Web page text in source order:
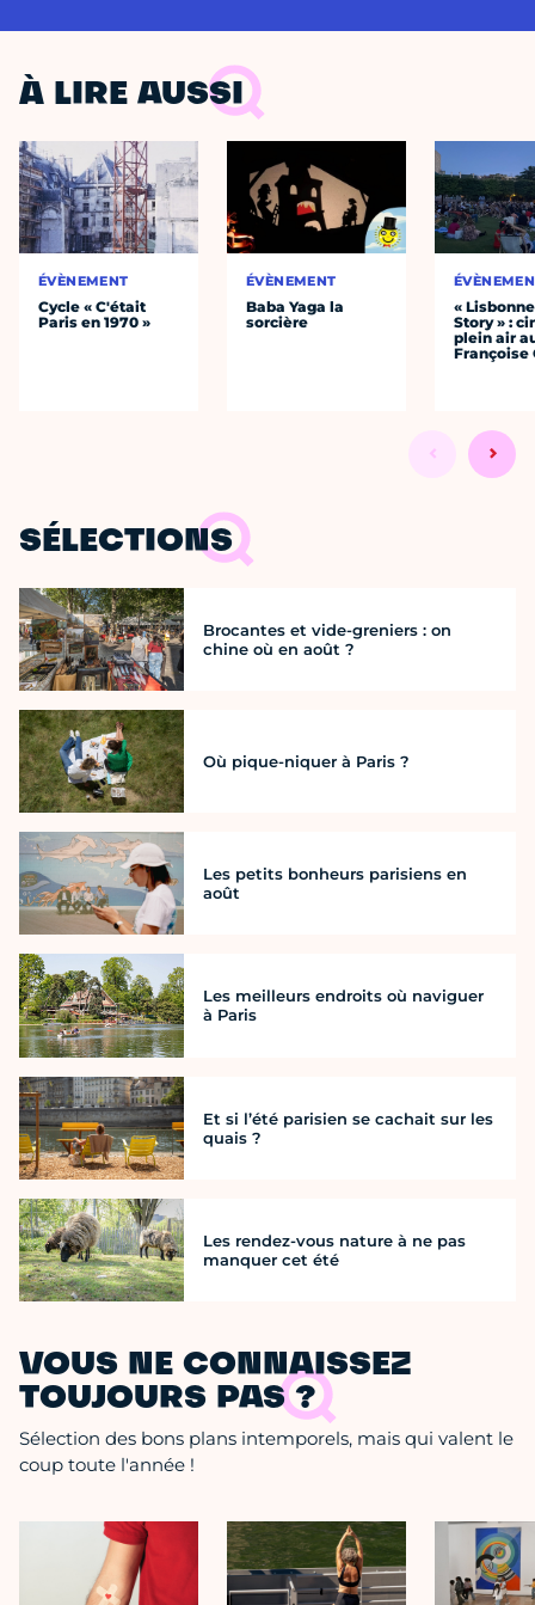
À LIRE AUSSI
ÉVÈNEMENT
Cycle « C'était
Paris en 1970 »
ÉVÈNEMENT
Baba Yaga la
sorcière
« Lisbonne
Story » :
plein air
Françoise
SÉLECTIONS
Brocantes et vide-greniers : on
chine où en août ?
Où pique-niquer à Paris ?
Les petits bonheurs parisiens en
août
Les meilleurs endroits où naviguer
à Paris
Et si l’été parisien se cachait sur les
quais ?
Les rendez-vous nature à ne pas
manquer cet été
VOUS NE CONNAISSEZ
TOUJOURS PAS ?
Sélection des bons plans intemporels, mais qui valent le
coup toute l'année !